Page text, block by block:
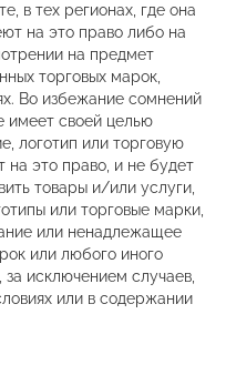
в тех регионах, где она
на это право либо на
на предмет
торговых марок,
Во избежание сомнений
имеет своей целью
логотип или торговую
на это право, и не будет
товары и/или услуги,
или торговые марки,
или ненадлежащее
или любого иного
исключением случаев,
или в содержании